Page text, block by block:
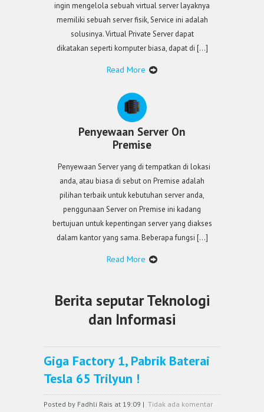
ingin mengelola sebuah virtual server layaknya
memiliki sebuah server fisik, Service ini adalah
solusinya. Virtual Private Server dapat
dikatakan seperti komputer biasa, dapat di […]
Read More
Penyewaan Server On
Premise
Penyewaan Server yang di tempatkan di lokasi
anda, atau biasa di sebut on Premise adalah
pilihan terbaik untuk kebutuhan server anda,
penggunaan Server on Premise ini kadang
bertujuan untuk kepentingan server yang diakses
dalam kantor yang sama. Beberapa fungsi […]
Read More
Berita seputar Teknologi
dan Informasi
Giga Factory 1, Pabrik Baterai
Tesla 65 Trilyun !
Posted by Fadhli Rais at 19:09 | Tidak ada komentar